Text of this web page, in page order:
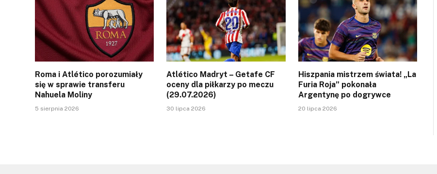
Roma i Atlético porozumiały
się w sprawie transferu
Nahuela Moliny
5 sierpnia 2026
Atlético Madryt – Getafe CF
oceny dla piłkarzy po meczu
(29.07.2026)
30 lipca 2026
Hiszpania mistrzem świata! „La
Furia Roja” pokonała
Argentynę po dogrywce
20 lipca 2026